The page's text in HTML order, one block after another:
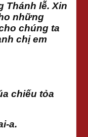
Thánh lễ. Xin
những
chúng ta
chị em
chiếu tỏa
a.